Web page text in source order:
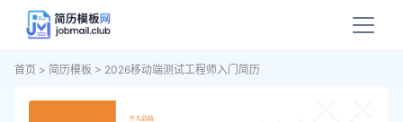
首页 > 简历模板 > 2026移动端测试工程师入门简历